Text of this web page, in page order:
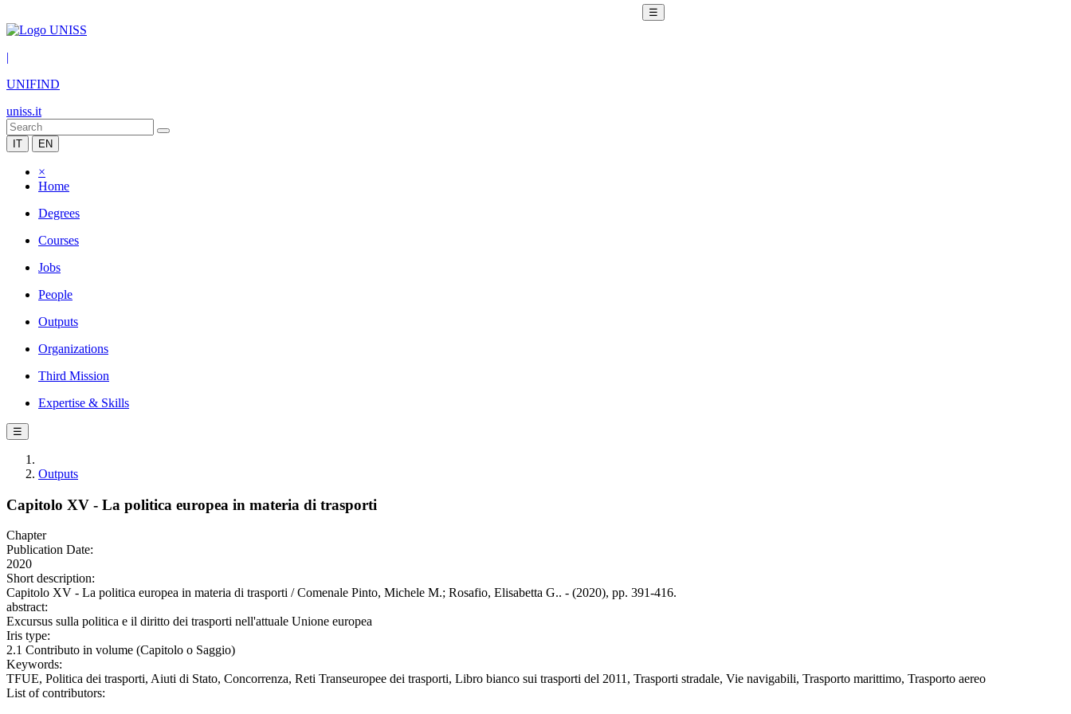
☰
|
UNIFIND
uniss.it
IT EN
×
Home
Degrees
Courses
Jobs
People
Outputs
Organizations
Third Mission
Expertise & Skills
☰
Outputs
Capitolo XV - La politica europea in materia di trasporti
Chapter
Publication Date:
2020
Short description:
Capitolo XV - La politica europea in materia di trasporti / Comenale Pinto, Michele M.; Rosafio, Elisabetta G.. - (2020), pp. 391-416.
abstract:
Excursus sulla politica e il diritto dei trasporti nell'attuale Unione europea
Iris type:
2.1 Contributo in volume (Capitolo o Saggio)
Keywords:
TFUE, Politica dei trasporti, Aiuti di Stato, Concorrenza, Reti Transeuropee dei trasporti, Libro bianco sui trasporti del 2011, Trasporti stradale, Vie navigabili, Trasporto marittimo, Trasporto aereo
List of contributors: